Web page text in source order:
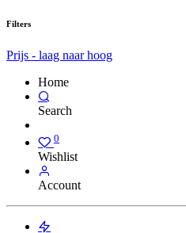
Filters
Prijs - laag naar hoog
Home
Search
0
Wishlist
Account